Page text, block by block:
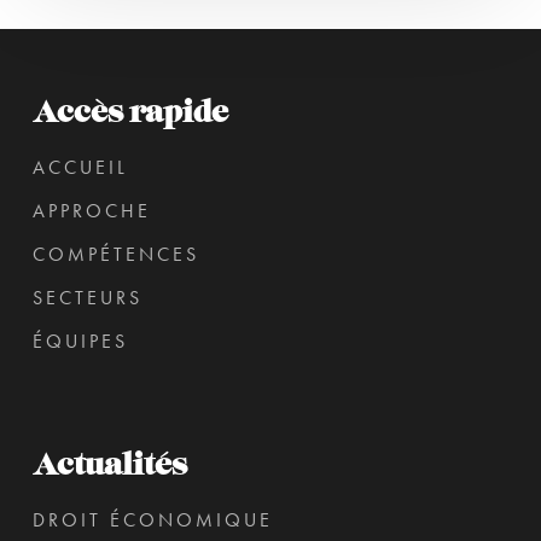
Accès rapide
ACCUEIL
APPROCHE
COMPÉTENCES
SECTEURS
ÉQUIPES
Actualités
DROIT ÉCONOMIQUE